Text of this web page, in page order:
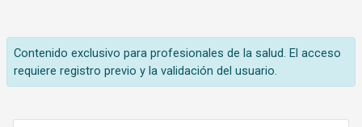
Contenido exclusivo para profesionales de la salud. El acceso
requiere registro previo y la validación del usuario.